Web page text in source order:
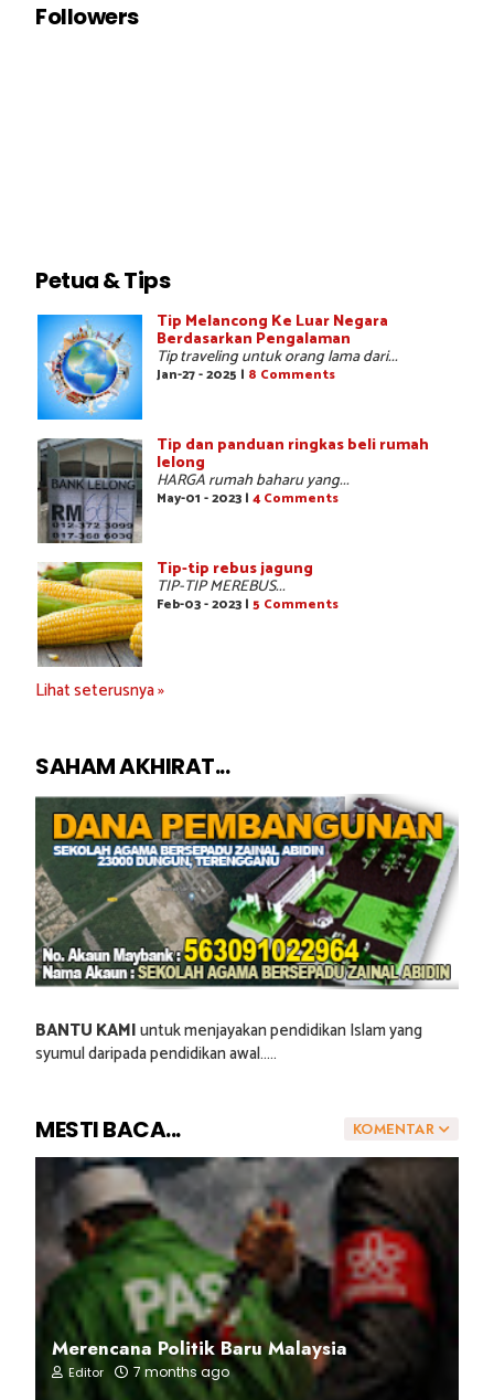
Followers
Petua & Tips
Tip Melancong Ke Luar Negara
Berdasarkan Pengalaman
Tip traveling untuk orang lama dari...
Jan-27 - 2025 | 8 Comments
Tip dan panduan ringkas beli rumah
lelong
HARGA rumah baharu yang...
May-01 - 2023 | 4 Comments
Tip-tip rebus jagung
TIP-TIP MEREBUS...
Feb-03 - 2023 | 5 Comments
Lihat seterusnya »
SAHAM AKHIRAT...
BANTU KAMIuntuk menjayakan pendidikan Islam yang
syumul daripada pendidikan awal.....
KOMENTAR
MESTI BACA...
Merencana Politik Baru Malaysia
Editor 7 months ago